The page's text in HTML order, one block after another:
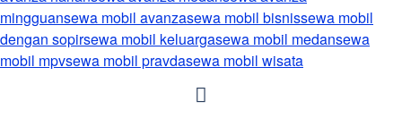
mingguansewa mobil avanzasewa mobil bisnissewa mobil
dengan sopirsewa mobil keluargasewa mobil medansewa
mobil mpvsewa mobil pravdasewa mobil wisata